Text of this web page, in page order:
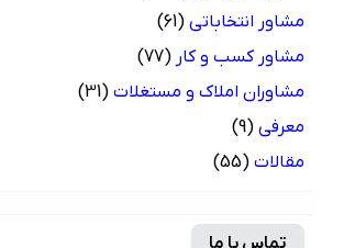
مشاور انتخاباتی (61)
مشاور کسب و کار (77)
مشاوران املاک و مستغلات (31)
معرفی (9)
مقالات (55)